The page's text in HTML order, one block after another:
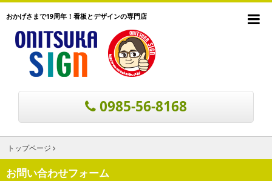
おかげさまで19周年！看板とデザインの専門店
0985-56-8168
トップページ
お問い合わせフォーム